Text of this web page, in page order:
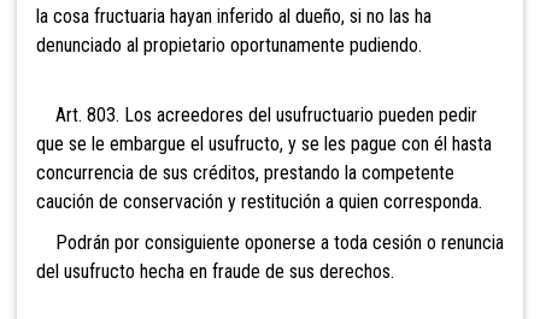
la cosa fructuaria hayan inferido al dueño, si no las ha
denunciado al propietario oportunamente pudiendo.
Art. 803. Los acreedores del usufructuario pueden pedir
que se le embargue el usufructo, y se les pague con él hasta
concurrencia de sus créditos, prestando la competente
caución de conservación y restitución a quien corresponda.
Podrán por consiguiente oponerse a toda cesión o renuncia
del usufructo hecha en fraude de sus derechos.